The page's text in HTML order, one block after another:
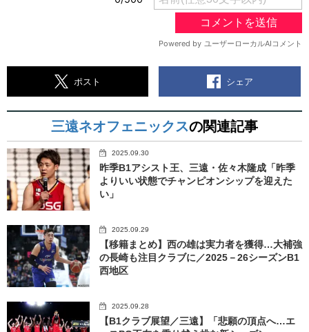
ポスト シェア
三遠ネオフェニックスの関連記事
2025.09.30
昨季B1アシスト王、三遠・佐々木隆成「昨季
よりいい状態でチャンピオンシップを迎えた
い」
2025.09.29
【移籍まとめ】西の雄は実力者を獲得…大補強
の長崎も注目クラブに／2025－26シーズンB1
西地区
2025.09.28
【B1クラブ展望／三遠】「悲願の頂点へ…エ